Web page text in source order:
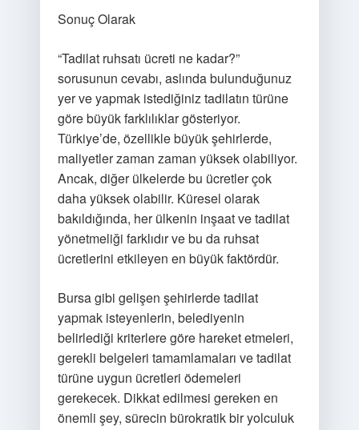
Sonuç Olarak
“Tadilat ruhsatı ücreti ne kadar?”
sorusunun cevabı, aslında bulunduğunuz
yer ve yapmak istediğiniz tadilatın türüne
göre büyük farklılıklar gösteriyor.
Türkiye’de, özellikle büyük şehirlerde,
maliyetler zaman zaman yüksek olabiliyor.
Ancak, diğer ülkelerde bu ücretler çok
daha yüksek olabilir. Küresel olarak
bakıldığında, her ülkenin inşaat ve tadilat
yönetmeliği farklıdır ve bu da ruhsat
ücretlerini etkileyen en büyük faktördür.
Bursa gibi gelişen şehirlerde tadilat
yapmak isteyenlerin, belediyenin
belirlediği kriterlere göre hareket etmeleri,
gerekli belgeleri tamamlamaları ve tadilat
türüne uygun ücretleri ödemeleri
gerekecek. Dikkat edilmesi gereken en
önemli şey, sürecin bürokratik bir yolculuk